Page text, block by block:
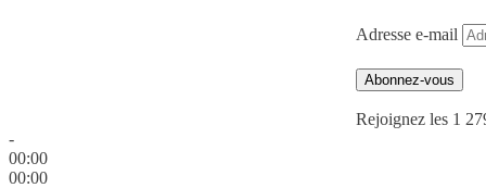
Adresse e-mail
Abonnez-vous
Rejoignez les 1
-
00:00
00:00